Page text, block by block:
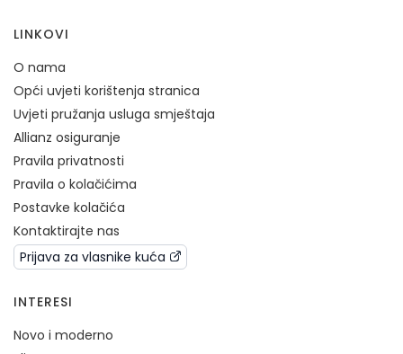
LINKOVI
O nama
Opći uvjeti korištenja stranica
Uvjeti pružanja usluga smještaja
Allianz osiguranje
Pravila privatnosti
Pravila o kolačićima
Postavke kolačića
Kontaktirajte nas
Prijava za vlasnike kuća
INTERESI
Novo i moderno